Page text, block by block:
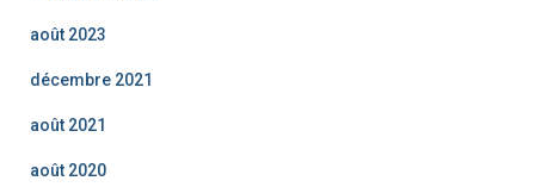
août 2023
décembre 2021
août 2021
août 2020